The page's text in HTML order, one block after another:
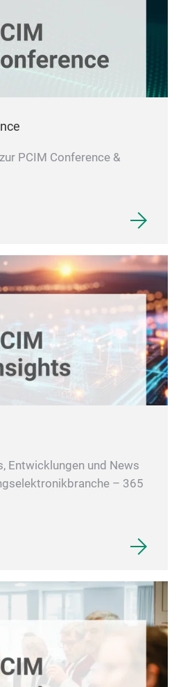
PCIM Conference &
Entwicklungen und News
– 365